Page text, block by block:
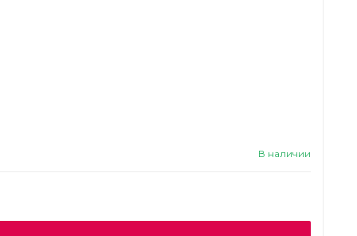
В наличии